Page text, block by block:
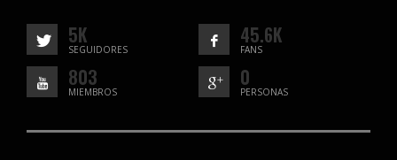
5K
SEGUIDORES
45.6K
FANS
803
MIEMBROS
0
PERSONAS